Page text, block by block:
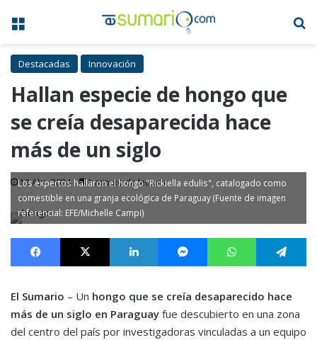
Menú
Destacadas Innovación
Hallan especie de hongo que
se creía desaparecida hace
más de un siglo
13 Abr, 2024 1 minuto de lectura
Los expertos hallaron el hongo "Rickiella edulis", catalogado como
comestible en una granja ecológica de Paraguay (Fuente de imagen
referencial: EFE/Michelle Campi)
Facebook X LinkedIn MessengerWhatsApp
El Sumario – Un hongo que se creía desaparecido hace
más de un siglo en Paraguay fue descubierto en una zona
del centro del país por investigadoras vinculadas a un equipo